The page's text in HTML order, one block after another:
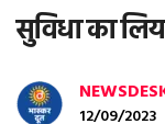
सुविधा का
12/09/2023